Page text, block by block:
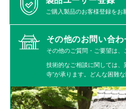
ご購入製品のお客様登録をお
その他のお問い合
その他のご質問・ご要望は、
技術的なご相談に関しては、
寺”が承ります。どんな困難